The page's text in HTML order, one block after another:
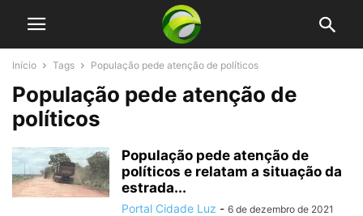
Início Tags População pede atenção de políticos
População pede atenção de
políticos
População pede atenção de
políticos e relatam a situação da
estrada...
Portal Cidade Luz - 6 de dezembro de 2021